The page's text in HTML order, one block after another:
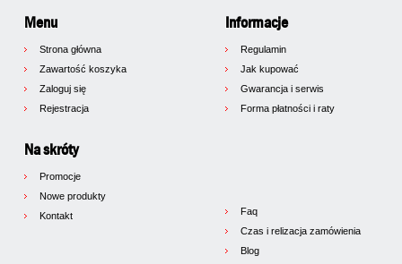
Menu
Strona główna
Zawartość koszyka
Zaloguj się
Rejestracja
Na skróty
Promocje
Nowe produkty
Kontakt
Informacje
Regulamin
Jak kupować
Gwarancja i serwis
Forma płatności i raty
Faq
Czas i relizacja zamówienia
Blog